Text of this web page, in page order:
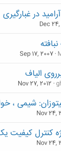
در غبارگیری
Dec 24,
Sep 17, 2007
الیاف
Nov 27, 2012
شیمی ،
Nov 24,
کنترل کیفیت
Nov 24,